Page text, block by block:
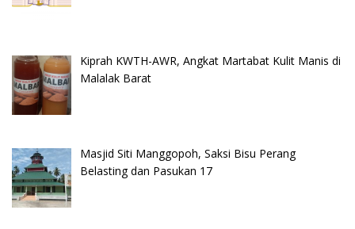
Kiprah KWTH-AWR, Angkat Martabat Kulit Manis di
Malalak Barat
Masjid Siti Manggopoh, Saksi Bisu Perang
Belasting dan Pasukan 17